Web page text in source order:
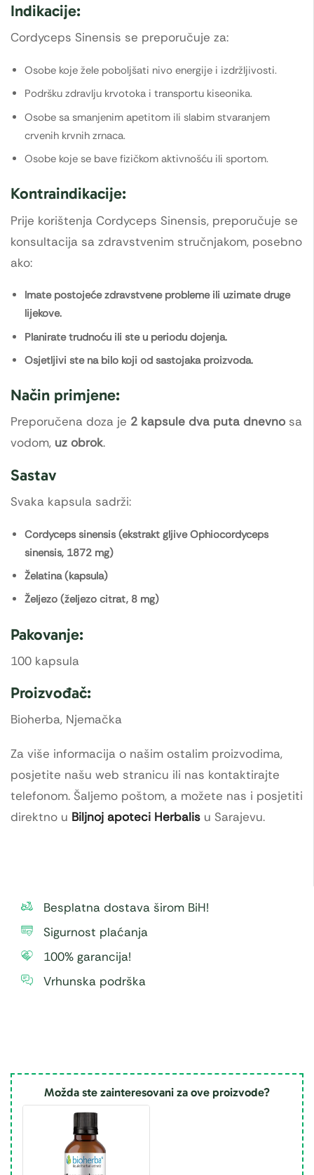
Indikacije:
Cordyceps Sinensis se preporučuje za:
Osobe koje žele poboljšati nivo energije i izdržljivosti.
Podršku zdravlju krvotoka i transportu kiseonika.
Osobe sa smanjenim apetitom ili slabim stvaranjem
crvenih krvnih zrnaca.
Osobe koje se bave fizičkom aktivnošću ili sportom.
Kontraindikacije:
Prije korištenja Cordyceps Sinensis, preporučuje se
konsultacija sa zdravstvenim stručnjakom, posebno
ako:
Imate postojeće zdravstvene probleme ili uzimate druge
lijekove.
Planirate trudnoću ili ste u periodu dojenja.
Osjetljivi ste na bilo koji od sastojaka proizvoda.
Način primjene:
Preporučena doza je 2 kapsule dva puta dnevno sa
vodom, uz obrok.
Sastav
Svaka kapsula sadrži:
Cordyceps sinensis (ekstrakt gljive Ophiocordyceps
sinensis, 1872 mg)
Želatina (kapsula)
Željezo (željezo citrat, 8 mg)
Pakovanje:
100 kapsula
Proizvođač:
Bioherba, Njemačka
Za više informacija o našim ostalim proizvodima,
posjetite našu web stranicu ili nas kontaktirajte
telefonom. Šaljemo poštom, a možete nas i posjetiti
direktno u Biljnoj apoteci Herbalis u Sarajevu.
Besplatna dostava širom BiH!
Sigurnost plaćanja
100% garancija!
Vrhunska podrška
Možda ste zainteresovani za ove proizvode?